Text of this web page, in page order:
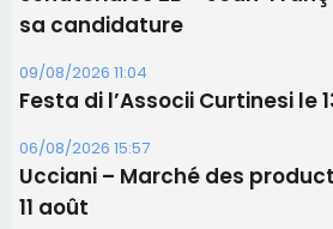
09/08/2026 16:04
sa candidature
Festa di l’Associi Curtinesi le
06/08/2026 15:57